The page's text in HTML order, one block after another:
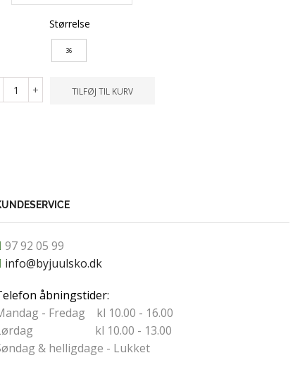
Størrelse
36
+ TILFØJ TIL KURV
97 92 05 99
info@byjuulsko.dk
åbningstider:
- Fredag kl 10.00 - 16.00
kl 10.00 - 13.00
& helligdage - Lukket